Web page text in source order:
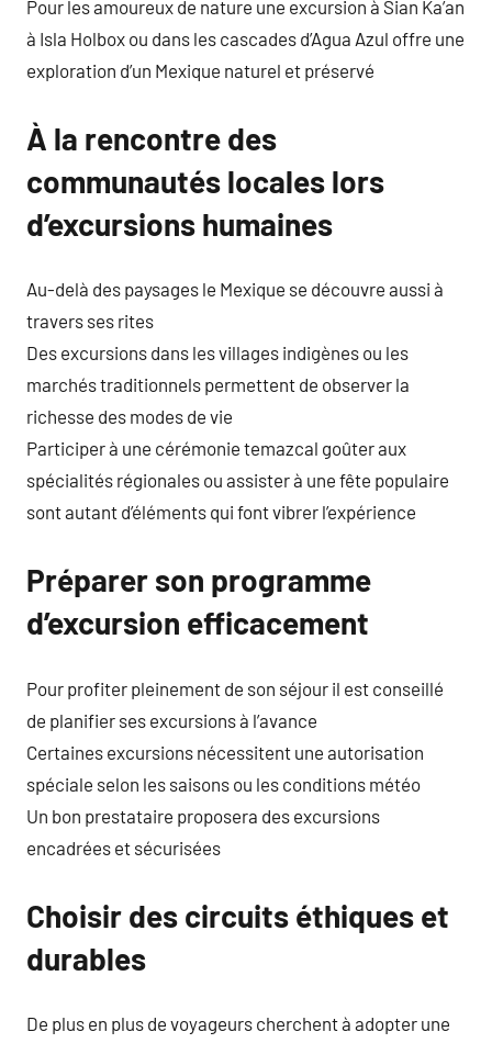
Pour les amoureux de nature une excursion à Sian Ka’an
à Isla Holbox ou dans les cascades d’Agua Azul offre une
exploration d’un Mexique naturel et préservé
À la rencontre des
communautés locales lors
d’excursions humaines
Au-delà des paysages le Mexique se découvre aussi à
travers ses rites
Des excursions dans les villages indigènes ou les
marchés traditionnels permettent de observer la
richesse des modes de vie
Participer à une cérémonie temazcal goûter aux
spécialités régionales ou assister à une fête populaire
sont autant d’éléments qui font vibrer l’expérience
Préparer son programme
d’excursion efficacement
Pour profiter pleinement de son séjour il est conseillé
de planifier ses excursions à l’avance
Certaines excursions nécessitent une autorisation
spéciale selon les saisons ou les conditions météo
Un bon prestataire proposera des excursions
encadrées et sécurisées
Choisir des circuits éthiques et
durables
De plus en plus de voyageurs cherchent à adopter une